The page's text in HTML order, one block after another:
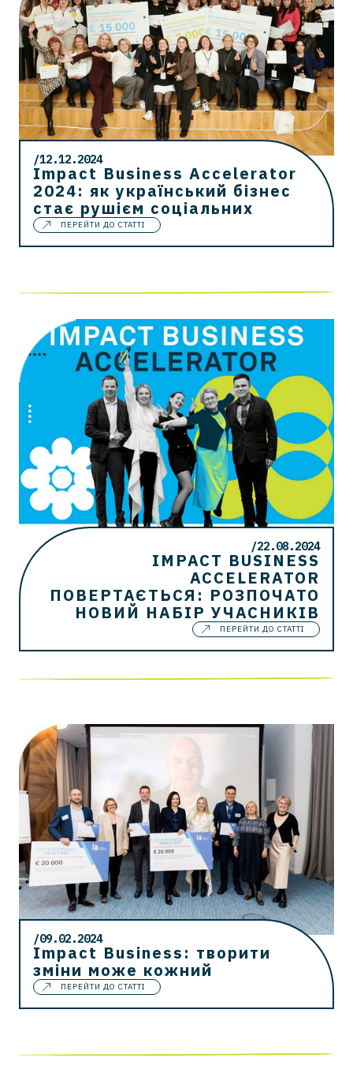
/12.12.2024
Impact Business Accelerator
2024: як український бізнес
стає рушієм соціальних
ПЕРЕЙТИ ДО СТАТТІ
/22.08.2024
IMPACT BUSINESS
ACCELERATOR
ПОВЕРТАЄТЬСЯ: РОЗПОЧАТО
НОВИЙ НАБІР УЧАСНИКІВ
ПЕРЕЙТИ ДО СТАТТІ
/09.02.2024
Impact Business: творити
зміни може кожний
ПЕРЕЙТИ ДО СТАТТІ